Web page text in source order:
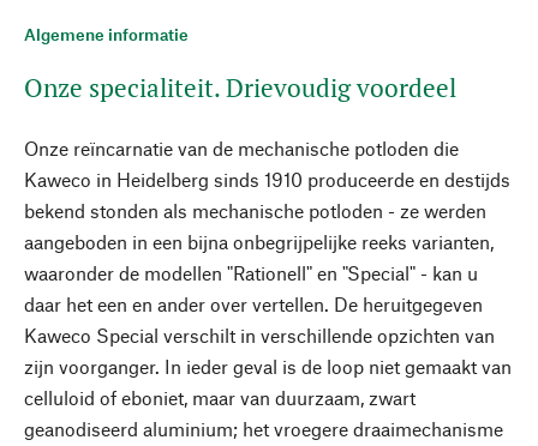
Algemene informatie
Onze specialiteit. Drievoudig voordeel
Onze reïncarnatie van de mechanische potloden die
Kaweco in Heidelberg sinds 1910 produceerde en destijds
bekend stonden als mechanische potloden - ze werden
aangeboden in een bijna onbegrijpelijke reeks varianten,
waaronder de modellen "Rationell" en "Special" - kan u
daar het een en ander over vertellen. De heruitgegeven
Kaweco Special verschilt in verschillende opzichten van
zijn voorganger. In ieder geval is de loop niet gemaakt van
celluloid of eboniet, maar van duurzaam, zwart
geanodiseerd aluminium; het vroegere draaimechanisme